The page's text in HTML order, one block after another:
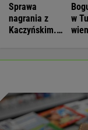
Sprawa
nagrania z
Kaczyńskim.
w